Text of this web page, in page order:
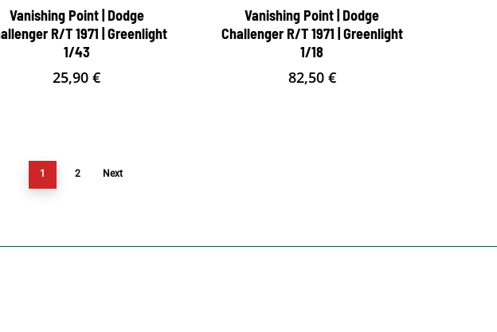
Vanishing Point | Dodge
R/T 1971 | Greenlight
1/43
25,90€
Vanishing Point | Dodge
Challenger R/T 1971 | Greenlight
1/18
82,50 €
1 2 Next